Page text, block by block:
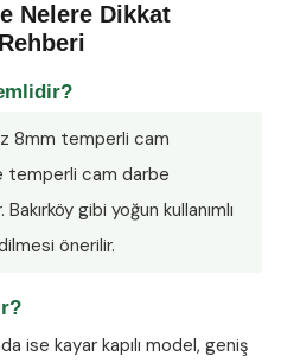
Nelere Dikkat
8mm temperli cam
temperli cam darbe
gibi yoğun kullanımlı
önerilir.
ise kayar kapılı model, geniş